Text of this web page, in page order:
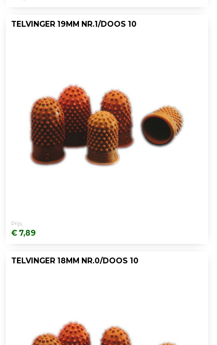
TELVINGER 19MM NR.1/DOOS 10
Prijs:
€ 7,89
TELVINGER 18MM NR.0/DOOS 10